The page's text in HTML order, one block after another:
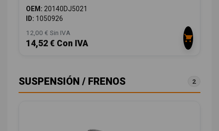
OEM: 20140DJ5021
ID: 1050926
12,00 € Sin IVA
14,52 € Con IVA
SUSPENSIÓN / FRENOS 2